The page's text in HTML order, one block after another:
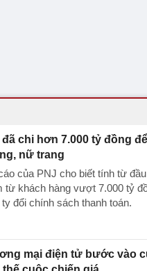
đã chi hơn 7.000 tỷ đồng
nữ trang
của PNJ cho biết tính từ
từ khách hàng vượt 7.000 tỷ
đổi chính sách thanh toán.
mại điện tử bước vào